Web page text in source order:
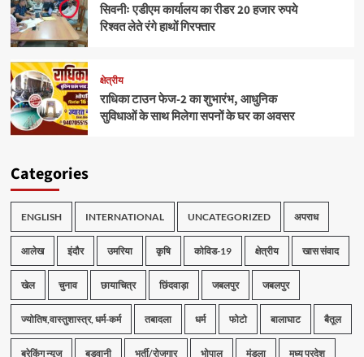
सिवनीः एडीएम कार्यालय का रीडर 20 हजार रुपये
रिश्वत लेते रंगे हाथों गिरफ्तार
क्षेत्रीय
राधिका टाउन फेज-2 का शुभारंभ, आधुनिक
सुविधाओं के साथ मिलेगा सपनों के घर का अवसर
Categories
ENGLISH INTERNATIONAL UNCATEGORIZED अपराध
आलेख इंदौर उमरिया कृषि कोविड-19 क्षेत्रीय खास संवाद
खेल चुनाव छायाचित्र छिंदवाड़ा जबलपुर जबलपुर
ज्योतिष,वास्तुशास्त्र, धर्म-कर्म तबादला धर्म फोटो बालाघाट बैतूल
ब्रेकिंग न्यूज बड़वानी भर्ती/रोजगार भोपाल मंडला मध्य प्रदेश